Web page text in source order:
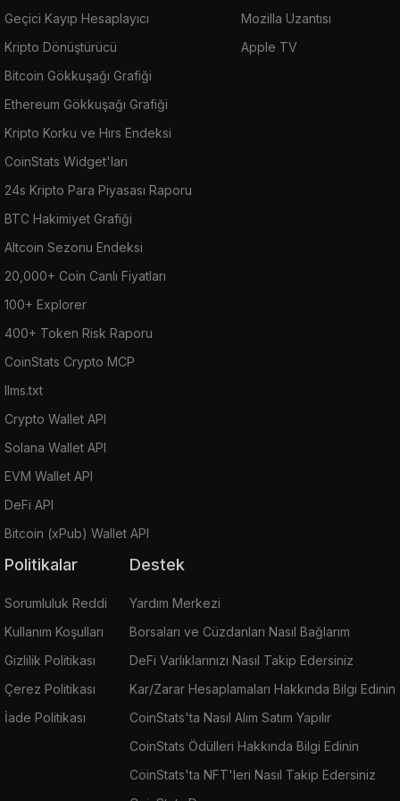
Geçici Kayıp Hesaplayıcı
Kripto Dönüştürücü
Bitcoin Gökkuşağı Grafiği
Ethereum Gökkuşağı Grafiği
Kripto Korku ve Hırs Endeksi
CoinStats Widget'ları
24s Kripto Para Piyasası Raporu
BTC Hakimiyet Grafiği
Altcoin Sezonu Endeksi
20,000+ Coin Canlı Fiyatları
100+ Explorer
400+ Token Risk Raporu
CoinStats Crypto MCP
llms.txt
Crypto Wallet API
Solana Wallet API
EVM Wallet API
DeFi API
Bitcoin (xPub) Wallet API
Mozilla Uzantısı
Apple TV
Politikalar
Sorumluluk Reddi
Kullanım Koşulları
Gizlilik Politikası
Çerez Politikası
İade Politikası
Destek
Yardım Merkezi
Borsaları ve Cüzdanları Nasıl Bağlarım
DeFi Varlıklarınızı Nasıl Takip Edersiniz
Kar/Zarar Hesaplamaları Hakkında Bilgi Edinin
CoinStats'ta Nasıl Alım Satım Yapılır
CoinStats Ödülleri Hakkında Bilgi Edinin
CoinStats'ta NFT'leri Nasıl Takip Edersiniz